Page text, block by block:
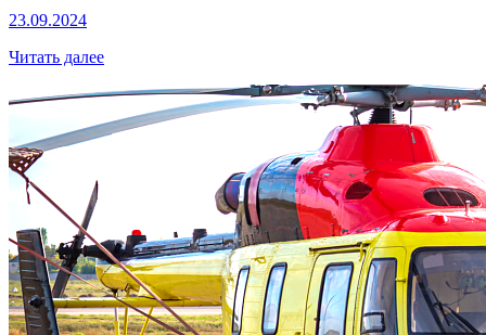
23.09.2024
Читать далее